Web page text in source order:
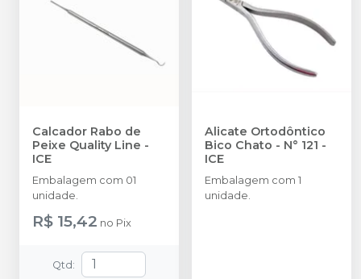
Calcador Rabo de
Peixe Quality Line -
ICE
Embalagem com 01
unidade.
R$ 15,42 no Pix
Qtd:
Alicate Ortodôntico
Bico Chato - N° 121 -
ICE
Embalagem com 1
unidade.